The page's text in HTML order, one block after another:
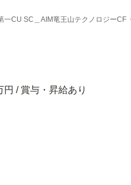
一CU SC＿AIM竜王山テクノロジーCF
/ 賞与・昇給あり